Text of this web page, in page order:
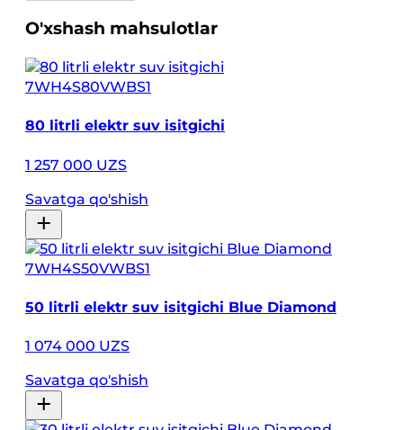
O'xshash mahsulotlar
7WH4S80VWBS1
80 litrli elektr suv isitgichi
1 257 000 UZS
Savatga qo'shish
7WH4S50VWBS1
50 litrli elektr suv isitgichi Blue Diamond
1 074 000 UZS
Savatga qo'shish